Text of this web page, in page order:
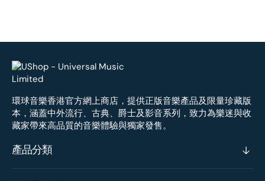
環球音樂香港官方網上商店，提供正版音樂產品及限量珍藏版
本，涵蓋中外流行、古典、爵士及影音系列，致力為樂迷與收
藏家帶來高品質的音樂體驗與獨家發售。
產品分類